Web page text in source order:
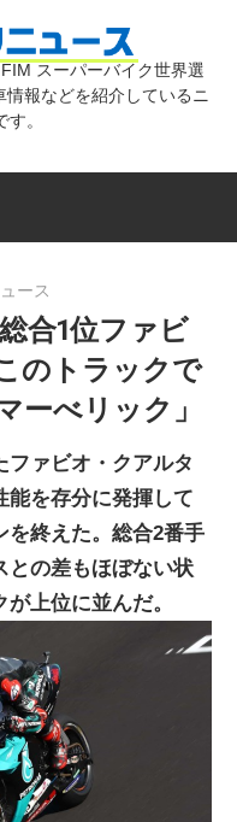
気
バ
イ
ク
ニ
ュ
スーパーバイク世界選
報などを紹介しているニ
。
ース
合1位ファビ
のトラックで
ーべリック」
ファビオ・クアルタ
能を存分に発揮して
を終えた。総合2番手
との差もほぼない状
が上位に並んだ。